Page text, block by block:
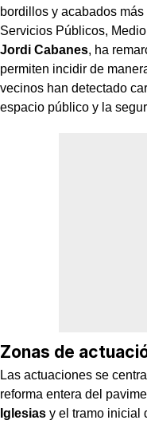
bordillos y acabados
Servicios Públicos,
Jordi Cabanes, ha
permiten incidir de
vecinos han detectado
espacio público y la
Zonas de
Las actuaciones se
reforma entera del
Iglesias y el tramo inicial